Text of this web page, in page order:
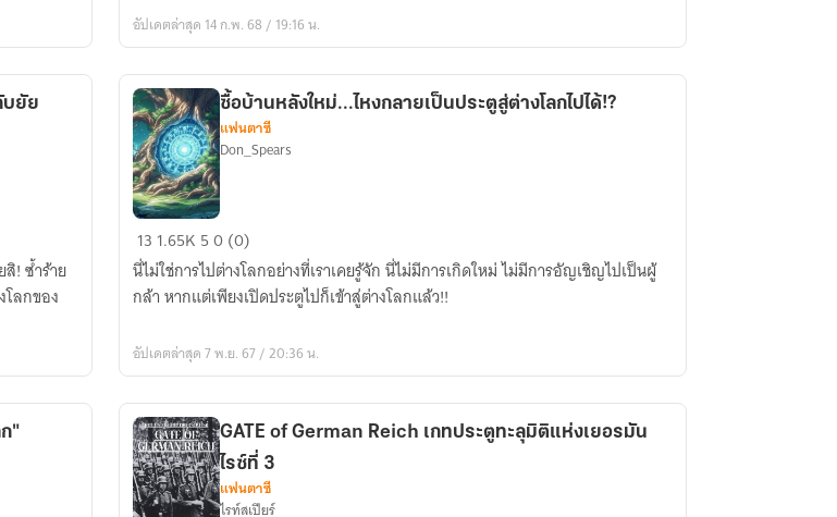
เพื่อน
ซึนเดเระ
อัปเดตล่าสุด 14 ก.พ. 68 / 19:16 น.
บยัย
! ซ้ำร้าย
ลกของ
ซื้อ
บ้าน
หลัง
ใหม่...ไห
ลาย
ประตู
สู่
ต่าง
โลก
ซื้อบ้านหลังใหม่...ไหงกลายเป็นประตูสู่ต่างโลกไปได้!?
แฟนตาซี
Don_Spears
13 1.65K 50 (0)
นี่ไม่ใช่การไปต่างโลกอย่างที่เราเคยรู้จัก นี่ไม่มีการเกิดใหม่ ไม่มีการอัญเชิญไปเป็นผู้
กล้า หากแต่เพียงเปิดประตูไปก็เข้าสู่ต่างโลกแล้ว!!
อัปเดตล่าสุด 7 พ.ย. 67 / 20:36 น.
"
GATE of German Reich เกทประตูทะลุมิติแห่งเยอรมัน
ไรซ์ที่ 3
แฟนตาซี
ไรท์สเปียร์